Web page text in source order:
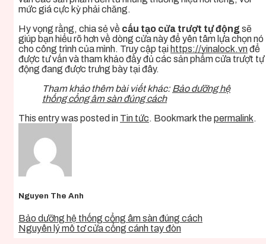
mức giá cực kỳ phải chăng.
Hy vọng rằng, chia sẻ về cấu tạo cửa trượt tự động sẽ
giúp bạn hiểu rõ hơn về dòng cửa này để yên tâm lựa chọn nó
cho công trình của mình. Truy cập tại https://vinalock.vnđể
được tư vấn và tham khảo đầy đủ các sản phẩm cửa trượt tự
động đang được trưng bày tại đây.
Tham khảo thêm bài viết khác: Bảo dưỡng hệ
thống cổng âm sàn đúng cách
This entry was posted in Tin tức. Bookmark thepermalink.
Nguyen The Anh
Bảo dưỡng hệ thống cổng âm sàn đúng cách
Nguyên lý mô tơ cửa cổng cánh tay đòn